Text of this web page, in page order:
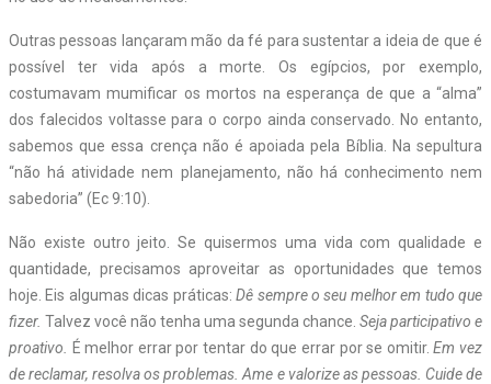
Outras pessoas lançaram mão da fé para sustentar a ideia de que é
possível ter vida após a morte. Os egípcios, por exemplo,
costumavam mumificar os mortos na esperança de que a “alma”
dos falecidos voltasse para o corpo ainda conservado. No entanto,
sabemos que essa crença não é apoiada pela Bíblia. Na sepultura
“não há atividade nem planejamento, não há conhecimento nem
sabedoria” (Ec 9:10).
Não existe outro jeito. Se quisermos uma vida com qualidade e
quantidade, precisamos aproveitar as oportunidades que temos
hoje. Eis algumas dicas práticas:Dê sempre o seu melhor em tudo que
fizer. Talvez você não tenha uma segunda chance. Seja participativo e
proativo. É melhor errar por tentar do que errar por se omitir.Em vez
de reclamar, resolva os problemas. Ame e valorize as pessoas. Cuide de